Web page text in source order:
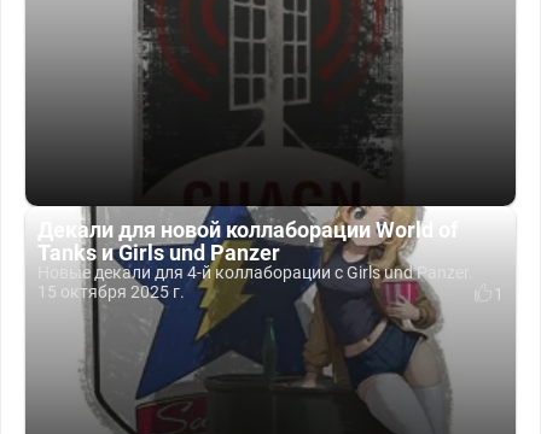
Декали для новой коллаборации World of
Tanks и Girls und Panzer
Новые декали для 4-й коллаборации с Girls und Panzer.
15 октября 2025 г.
1